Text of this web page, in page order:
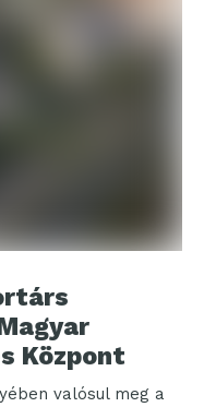
Központ
valósul meg a